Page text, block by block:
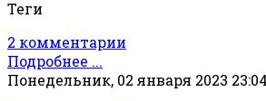
Теги
2 комментарии
Подробнее ...
Понедельник, 02 января 2023 23:04